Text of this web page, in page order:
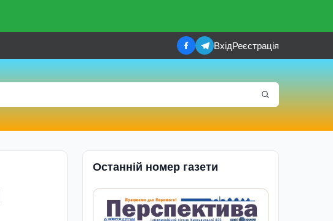
ВхідРеєстрація
Останній номер газети